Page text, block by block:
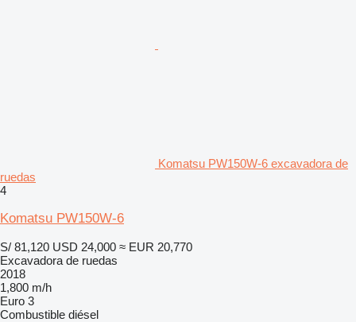
Komatsu PW150W-6 excavadora de
ruedas
4
Komatsu PW150W-6
S/ 81,120 USD 24,000 ≈ EUR 20,770
Excavadora de ruedas
2018
1,800 m/h
Euro 3
Combustible diésel